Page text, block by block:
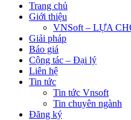
Trang chủ
Giới thiệu
VNSoft – LỰA
Giải pháp
Báo giá
Cộng tác – Đại lý
Liên hệ
Tin tức
Tin tức Vnsoft
Tin chuyên ngành
Đăng ký